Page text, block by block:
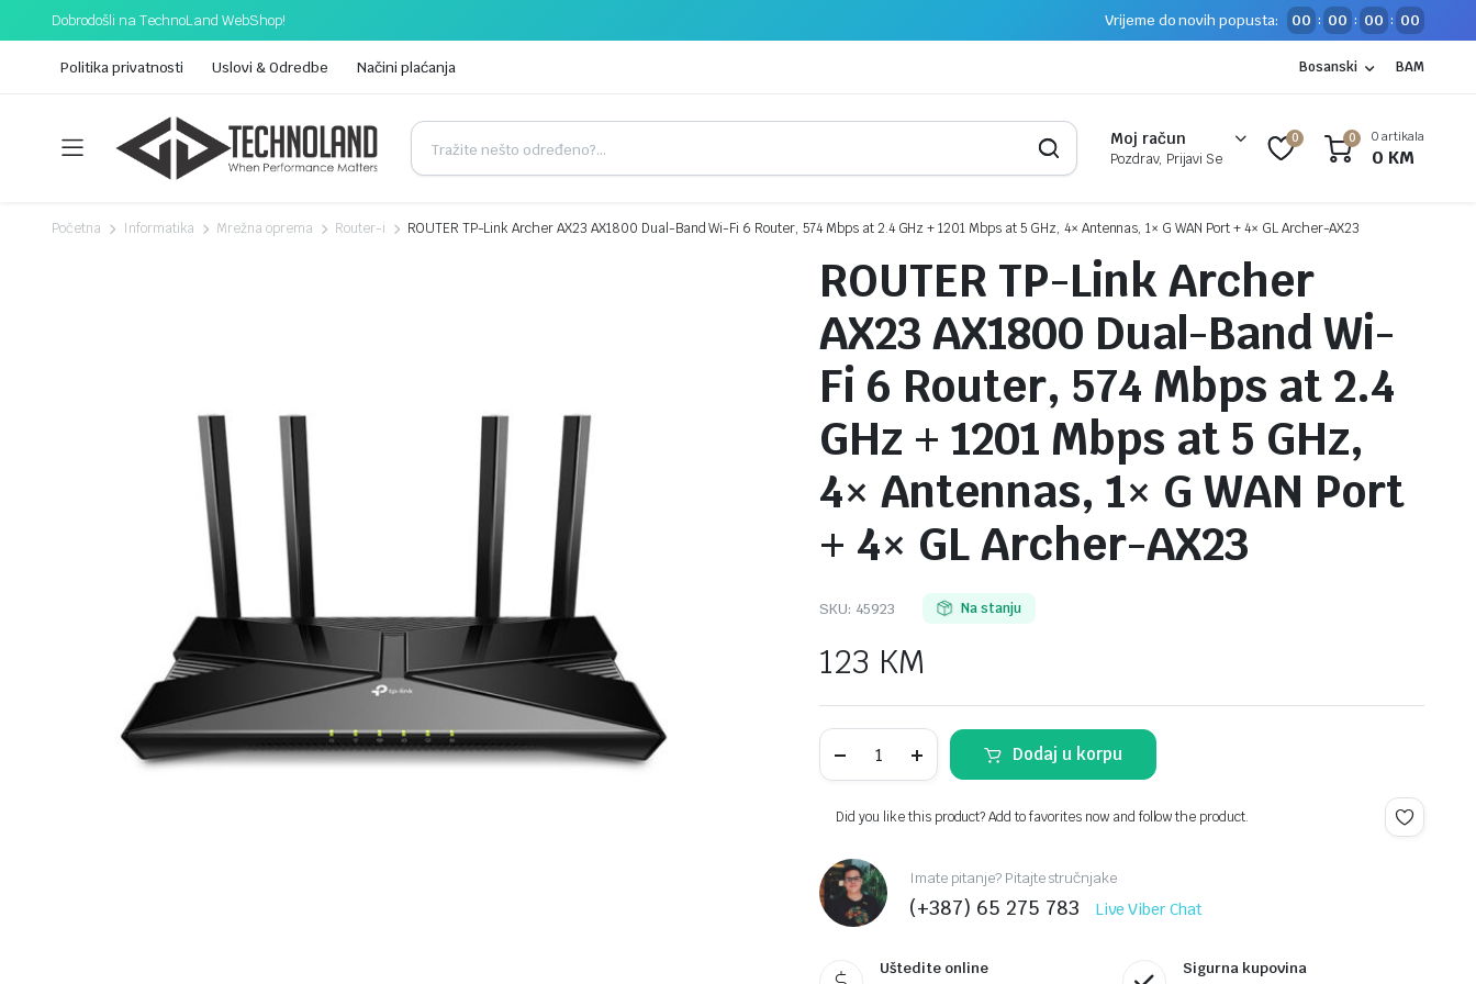
Dobrodošli na TechnoLand WebShop! Vrijeme do novih popusta: 00 : 00 : 00 : 00
Politika privatnosti Uslovi & Odredbe Načini plaćanja Bosanski BAM
Moj račun
Pozdrav, Prijavi Se
0 0 0 artikala
0 KM
Početna Informatika Mrežna oprema Router-i ROUTER TP-Link Archer AX23 AX1800 Dual-Band Wi-Fi 6 Router, 574 Mbps at 2.4 GHz + 1201 Mbps at 5 GHz, 4× Antennas, 1× G WAN Port + 4× GL Archer-AX23
ROUTER TP-Link Archer
AX23 AX1800 Dual-Band Wi-
Fi 6 Router, 574 Mbps at 2.4
GHz + 1201 Mbps at 5 GHz,
4× Antennas, 1× G WAN Port
+ 4× GL Archer-AX23
SKU: 45923 Na stanju
123 KM
TP-
Link
AX23
AX1800
Band
Wi-
Fi
6
Dodaj u korpu
Did you like this product? Add to favorites now and follow the product.
Imate pitanje? Pitajte stručnjake
(+387) 65 275 783 Live Viber Chat
Uštedite online Sigurna kupovina